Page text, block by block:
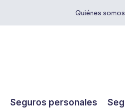
Quiénes somos
Seguros personales